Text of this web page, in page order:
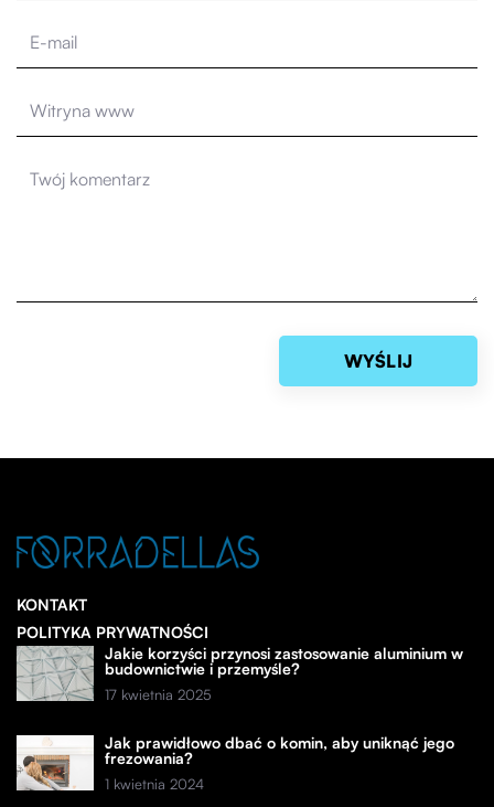
KONTAKT
POLITYKA PRYWATNOŚCI
Jakie korzyści przynosi zastosowanie aluminium w
budownictwie i przemyśle?
17 kwietnia 2025
Jak prawidłowo dbać o komin, aby uniknąć jego
frezowania?
1 kwietnia 2024